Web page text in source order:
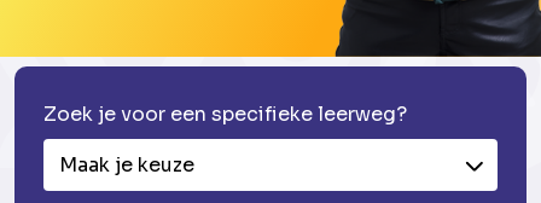
Zoek je voor een specifieke leerweg?
Maak je keuze